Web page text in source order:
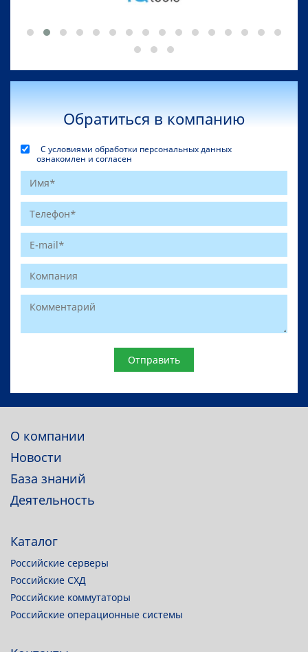
Обратиться в компанию
С условиями обработки персональных данных
ознакомлен и согласен
О компании
Новости
База знаний
Деятельность
Каталог
Российские серверы
Российские СХД
Российские коммутаторы
Российские операционные системы